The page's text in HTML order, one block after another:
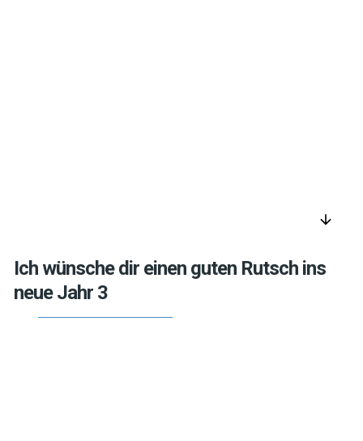
arrow_downward
Ich wünsche dir einen guten Rutsch ins
neue Jahr 3